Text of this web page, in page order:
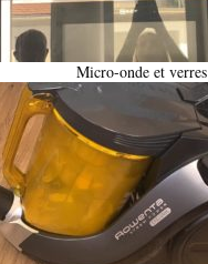
Micro-onde et verres